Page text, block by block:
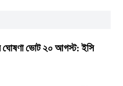
ঘোষণা ভোট ২০ আগস্ট: ইসি